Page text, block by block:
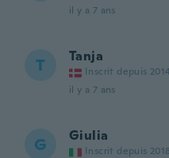
il y a 7 ans
T Tanja
Inscrit depuis 2014
il y a 7 ans
G Giulia
Inscrit depuis 2018